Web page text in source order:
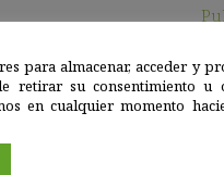
Y LA
relacionados con el
mundo encantado.
para almacenar, acceder y
retirar su consentimiento u
en cualquier momento